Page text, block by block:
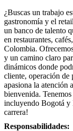
¿Buscas un trabajo
gastronomía y el
un banco de talento
en restaurantes,
Colombia.
y un camino claro
dinámicos donde
cliente, operación de
apasiona la atención
bienvenida.
incluyendo Bogotá y
carrera!
Responsabilidades: